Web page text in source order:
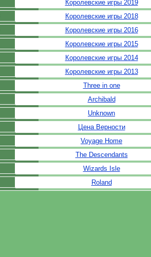
Королевские игры 2019
Королевские игры 2018
Королевские игры 2016
Королевские игры 2015
Королевские игры 2014
Королевские игры 2013
Three in one
Archibald
Unknown
Цена Верности
Voyage Home
The Descendants
Wizards Isle
Roland